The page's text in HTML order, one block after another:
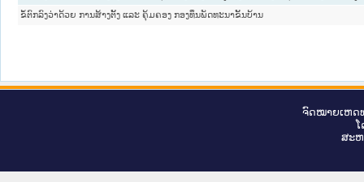
ຂໍ້ຕົກລົງວ່າດ້ວຍ ການສ້າງຕັ້ງ ແລະ ຄຸ້ມຄອງ ກອງທຶນພັດທະນາຂັ້ນບ້ານ
ຈົດ​ໝາຍ​ເຫດ​
ສະ​ຫ